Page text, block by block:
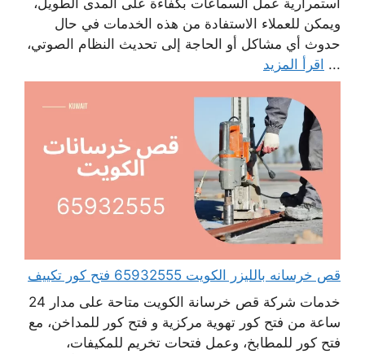
ويمكن للعملاء الاستفادة من هذه الخدمات في حال
حدوث أي مشاكل أو الحاجة إلى تحديث النظام الصوتي،
... اقرأ المزيد
قص خرسانه بالليزر الكويت 65932555 فتح كور تكييف
خدمات شركة قص خرسانة الكويت متاحة على مدار 24
ساعة من فتح كور تهوية مركزية و فتح كور للمداخن، مع
فتح كور للمطابخ، وعمل فتحات تخريم للمكيفات،